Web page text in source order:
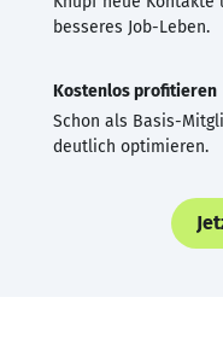
besseres Job-Leben.
Kostenlos profitieren
Schon als Basis-
deutlich optimieren.